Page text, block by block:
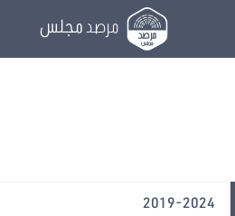
مرصد مجلس
2019-2024